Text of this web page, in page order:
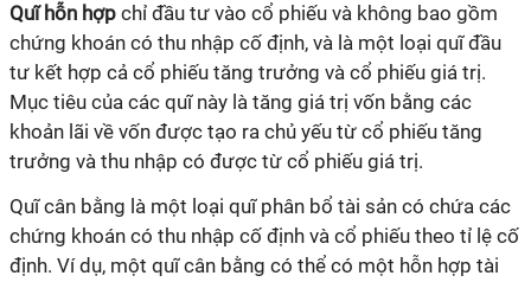
Quĩhỗn hợp chỉ đầu tư vào cổ phiếu và không bao gồm
chứng khoán có thu nhập cố định, và là một loại quĩđầu
tư kết hợp cả cổ phiếu tăng trưởng và cổ phiếu giá trị.
Mục tiêu của các quĩnày là tăng giá trị vốn bằng các
khoản lãi về vốn được tạo ra chủ yếu từ cổ phiếu tăng
trưởng và thu nhập có được từ cổ phiếu giá trị.
Quĩ cân bằng là một loại quĩphân bổ tài sản có chứa các
chứng khoán có thu nhập cố định và cổ phiếu theo tỉ lệ cố
định. Ví dụ, một quĩcân bằng có thể có một hỗn hợp tài